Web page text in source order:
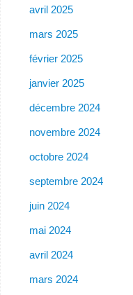
avril 2025
mars 2025
février 2025
janvier 2025
décembre 2024
novembre 2024
octobre 2024
septembre 2024
juin 2024
mai 2024
avril 2024
mars 2024